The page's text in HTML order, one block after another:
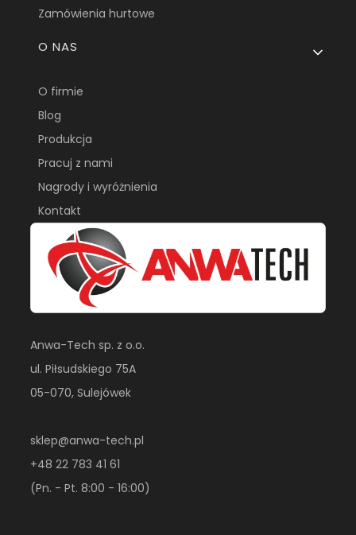
Zamówienia hurtowe
O NAS
O firmie
Blog
Produkcja
Pracuj z nami
Nagrody i wyróżnienia
Kontakt
Anwa-Tech sp. z o.o.
ul. Piłsudskiego 75A
05-070, Sulejówek
sklep@anwa-tech.pl
+48 22 783 41 61
(Pn. - Pt. 8:00 - 16:00)